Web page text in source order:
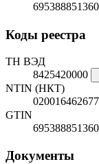
Коды реестра
ТН ВЭД
8425420000
NTIN (НКТ)
GTIN
Документы